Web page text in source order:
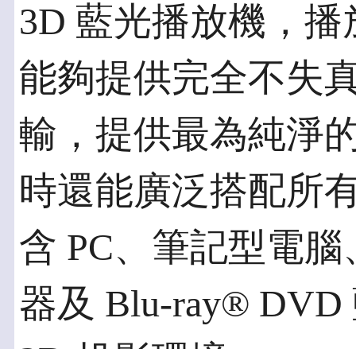
3D 藍光播放機，
能夠提供完全不失
輸，提供最為純淨
時還能廣泛搭配所
含 PC、筆記型電
器及 Blu-ray®